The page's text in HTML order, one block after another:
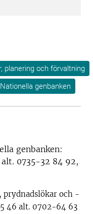
planering och förvaltning
Nationella genbanken
genbanken:
alt. 0735-32 84 92,
prydnadslökar och -
46 alt. 0702-64 63